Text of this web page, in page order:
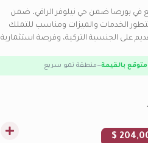
في بورصا ضمن حي نيلوفر الراقي، ضمن
الخدمات والميزات ومناسب للتملك
على الجنسية التركية، وفرصة استثمارية
متوقع بالقيمة—منطقة نمو سريع